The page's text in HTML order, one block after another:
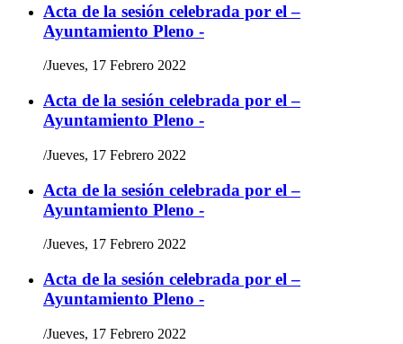
Acta de la sesión celebrada por el –
Ayuntamiento Pleno -
/Jueves, 17 Febrero 2022
Acta de la sesión celebrada por el –
Ayuntamiento Pleno -
/Jueves, 17 Febrero 2022
Acta de la sesión celebrada por el –
Ayuntamiento Pleno -
/Jueves, 17 Febrero 2022
Acta de la sesión celebrada por el –
Ayuntamiento Pleno -
/Jueves, 17 Febrero 2022